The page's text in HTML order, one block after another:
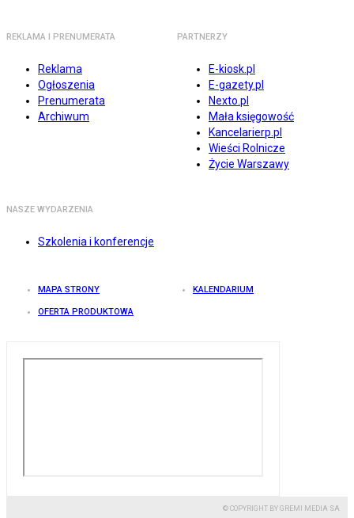
REKLAMA I PRENUMERATA
Reklama
Ogłoszenia
Prenumerata
Archiwum
PARTNERZY
E-kiosk.pl
E-gazety.pl
Nexto.pl
Mała księgowość
Kancelarierp.pl
Wieści Rolnicze
Życie Warszawy
NASZE WYDARZENIA
Szkolenia i konferencje
MAPA STRONY KALENDARIUM
OFERTA PRODUKTOWA
© COPYRIGHT BY GREMI MEDIA SA